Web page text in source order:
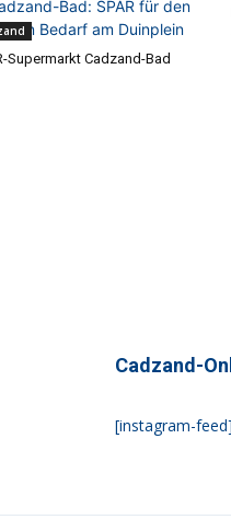
Supermarkt Cadzand-Bad
Cadzand-
[instagram-feed]